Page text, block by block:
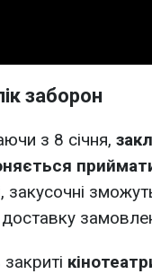
заборон
з 8 січня,
закусочні